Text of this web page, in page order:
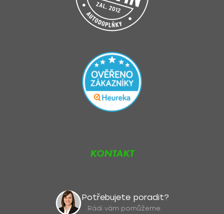
KONTAKT
Potřebujete poradit?
Rádi vám pomůžeme.